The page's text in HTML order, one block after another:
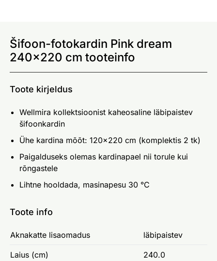
Šifoon-fotokardin Pink dream
240x220 cm tooteinfo
Toote kirjeldus
Wellmira kollektsioonist kaheosaline läbipaistev
šifoonkardin
Ühe kardina mõõt: 120x220 cm (komplektis 2 tk)
Paigalduseks olemas kardinapael nii torule kui
rõngastele
Lihtne hooldada, masinapesu 30 °C
Toote info
Aknakatte lisaomadus läbipaistev
Laius (cm) 240.0